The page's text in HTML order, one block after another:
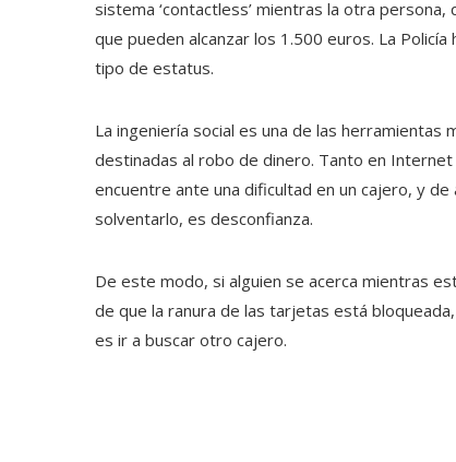
sistema ‘contactless’ mientras la otra
que pueden alcanzar los 1.500 euros. La
tipo de estatus.
La ingeniería social es una de las herramientas
destinadas al robo de dinero. Tanto en
encuentre ante una dificultad en un cajero, y
solventarlo, es desconfianza.
De este modo, si alguien se acerca mientras
de que la ranura de las tarjetas está
es ir a buscar otro cajero.